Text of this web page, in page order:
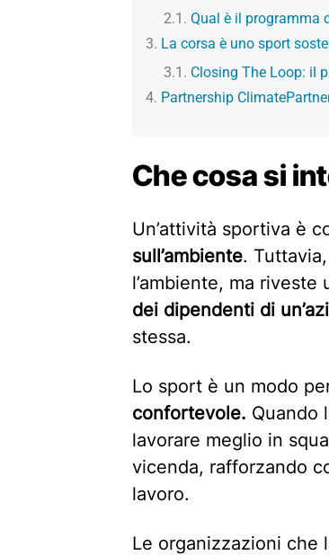
Qual è il programma
La corsa è uno sport
Closing The Loop: il
Partnership
Che cosa si
Un’attività sportiva è
sull’ambiente.
l’ambiente, ma
dei dipendenti di
stessa.
Lo sport è un modo
confortevole. Quando
lavorare meglio in
vicenda, rafforzando
lavoro.
Le organizzazioni che